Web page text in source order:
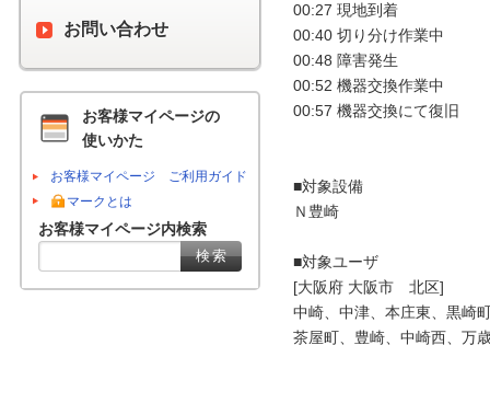
00:27 現地到着
00:40 切り分け作業中
00:48 障害発生
00:52 機器交換作業中
00:57 機器交換にて復旧
■対象設備
Ｎ豊崎
■対象ユーザ
[大阪府 大阪市　北区]
中崎、中津、本庄東、黒崎
茶屋町、豊崎、中崎西、万
お問い合わせ
お客様マイページの
使いかた
お客様マイページ ご利用ガイド
マークとは
お客様マイページ内検索